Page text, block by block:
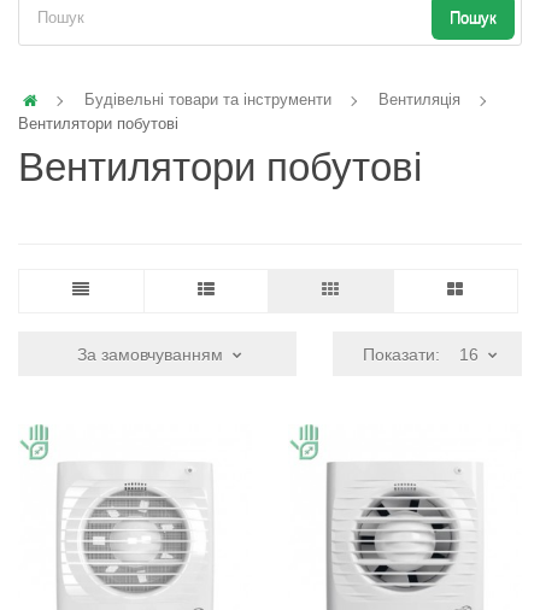
Пошук
Будівельні товари та інструменти
Вентиляція
Вентилятори побутові
Вентилятори побутові
За замовчуванням Показати: 16